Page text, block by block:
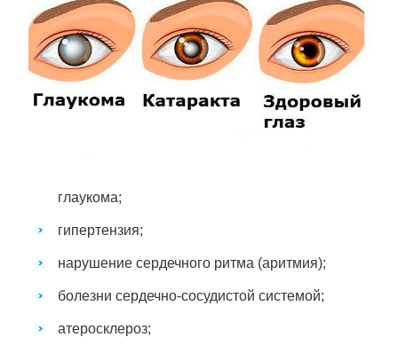
глаукома;
гипертензия;
нарушение сердечного ритма (аритмия);
болезни сердечно-сосудистой системой;
атеросклероз;